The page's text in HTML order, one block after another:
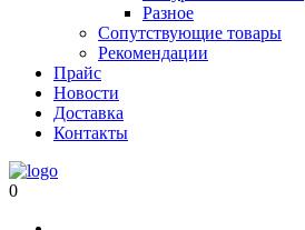
Разное
Сопутствующие товары
Рекомендации
Прайс
Новости
Доставка
Контакты
0